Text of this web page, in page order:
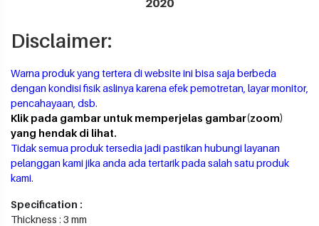
2020
Disclaimer:
Warna produk yang tertera di website ini bisa saja berbeda
dengan kondisi fisik aslinya karena efek pemotretan, layar monitor,
pencahayaan, dsb.
Klik pada gambar untuk memperjelas gambar(zoom)
yang hendak di lihat.
Tidak semua produk tersedia jadi pastikan hubungi layanan
pelanggan kami jika anda ada tertarik pada salah satu produk
kami.
Specification :
Thickness : 3 mm